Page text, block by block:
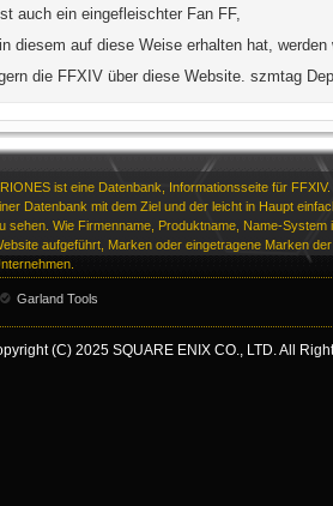
auch ein eingefleischter Fan FF,
diesem auf diese Weise erhalten hat,
die FFXIV über diese Website. szmtag
ist eine Datenbank, Informationsseite für
Datenbank mit dem Ziel und der leicht in Haupt
sehen. Wie Firmenname, Produktname, Name-System
aufgeführt, Marken oder eingetragene Marken
Garland Tools
(C) 2025 SQUARE ENIX CO., LTD. All